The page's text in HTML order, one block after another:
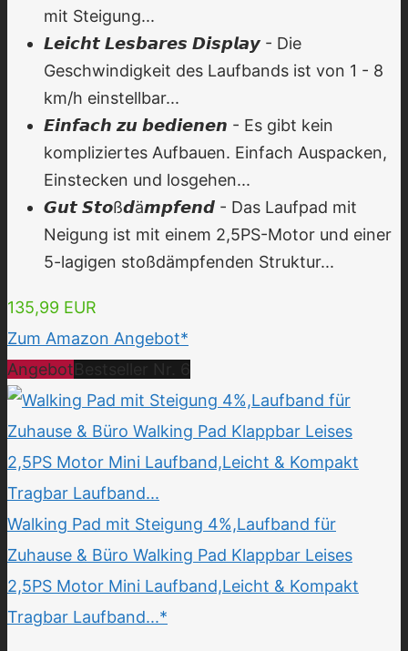
mit Steigung...
𝙇𝙚𝙞𝙘𝙝𝙩 𝙇𝙚𝙨𝙗𝙖𝙧𝙚𝙨 𝘿𝙞𝙨𝙥𝙡𝙖𝙮 - Die
Geschwindigkeit des Laufbands ist von 1 - 8
km/h einstellbar...
𝙀𝙞𝙣𝙛𝙖𝙘𝙝 𝙯𝙪 𝙗𝙚𝙙𝙞𝙚𝙣𝙚𝙣 - Es gibt kein
kompliziertes Aufbauen. Einfach Auspacken,
Einstecken und losgehen...
𝙂𝙪𝙩 𝙎𝙩𝙤ß𝙙ä𝙢𝙥𝙛𝙚𝙣𝙙 - Das Laufpad mit
Neigung ist mit einem 2,5PS-Motor und einer
5-lagigen stoßdämpfenden Struktur...
135,99 EUR
Zum Amazon Angebot*
Angebot
Walking Pad mit Steigung 4%,Laufband für
Zuhause & Büro Walking Pad Klappbar Leises
2,5PS Motor Mini Laufband,Leicht & Kompakt
Tragbar Laufband...*